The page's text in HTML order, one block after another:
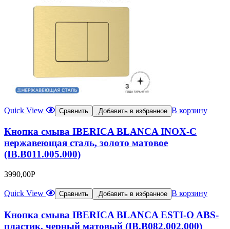
Quick View Сравнить Добавить в избранное В корзину
Кнопка смыва IBERICA BLANCA INOX-C
нержавеющая сталь, золото матовое
(IB.B011.005.000)
3990,00Р
Quick View Сравнить Добавить в избранное В корзину
Кнопка смыва IBERICA BLANCA ESTI-O ABS-
пластик, черный матовый (IB.B082.002.000)